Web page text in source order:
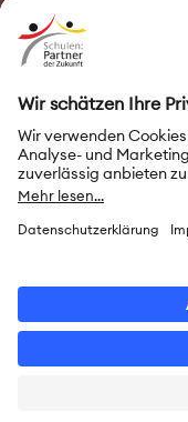
FAQ–Häufige
Privatsphäre-
Leichte Sprache
Erklärung zur
© 2026 Initiative